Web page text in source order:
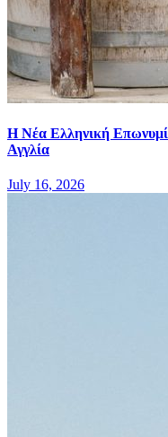
Η Νέα Ελληνική
Αγγλία
July 16, 2026